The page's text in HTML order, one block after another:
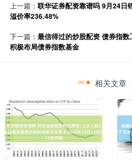
上一篇： 联华证券配资靠谱吗 9月24日
溢价率236.48%
下一篇： 最信得过的炒股配资 债券指
积极布局债券指数基金
相关文章